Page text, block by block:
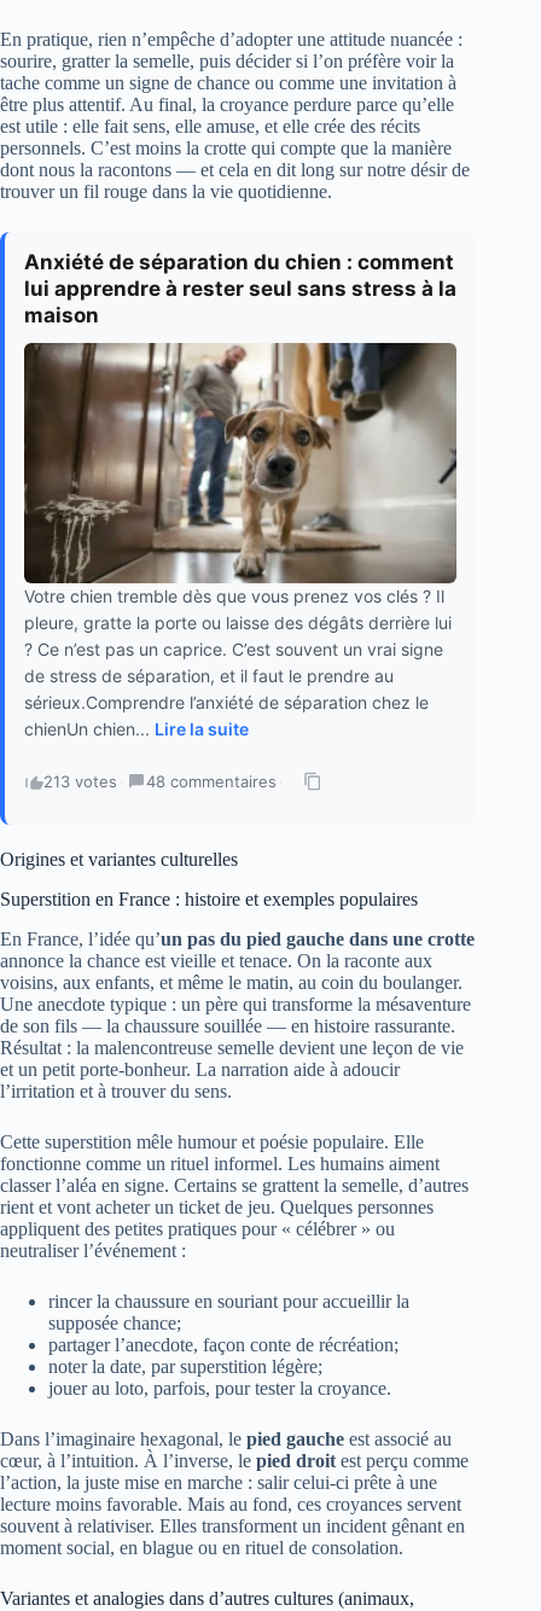
En pratique, rien n’empêche d’adopter une attitude nuancée :
sourire, gratter la semelle, puis décider si l’on préfère voir la
tache comme un signe de chance ou comme une invitation à
être plus attentif. Au final, la croyance perdure parce qu’elle
est utile : elle fait sens, elle amuse, et elle crée des récits
personnels. C’est moins la crotte qui compte que la manière
dont nous la racontons — et cela en dit long sur notre désir de
trouver un fil rouge dans la vie quotidienne.
Anxiété de séparation du chien : comment
lui apprendre à rester seul sans stress à la
maison
Votre chien tremble dès que vous prenez vos clés ? Il
pleure, gratte la porte ou laisse des dégâts derrière lui
? Ce n’est pas un caprice. C’est souvent un vrai signe
de stress de séparation, et il faut le prendre au
sérieux.Comprendre l’anxiété de séparation chez le
chienUn chien... Lire la suite
213 votes · 48 commentaires ·
Origines et variantes culturelles
Superstition en France : histoire et exemples populaires
En France, l’idée qu’un pas du pied gauche dans une crotte
annonce la chance est vieille et tenace. On la raconte aux
voisins, aux enfants, et même le matin, au coin du boulanger.
Une anecdote typique : un père qui transforme la mésaventure
de son fils — la chaussure souillée — en histoire rassurante.
Résultat : la malencontreuse semelle devient une leçon de vie
et un petit porte-bonheur. La narration aide à adoucir
l’irritation et à trouver du sens.
Cette superstition mêle humour et poésie populaire. Elle
fonctionne comme un rituel informel. Les humains aiment
classer l’aléa en signe. Certains se grattent la semelle, d’autres
rient et vont acheter un ticket de jeu. Quelques personnes
appliquent des petites pratiques pour « célébrer » ou
neutraliser l’événement :
rincer la chaussure en souriant pour accueillir la
supposée chance;
partager l’anecdote, façon conte de récréation;
noter la date, par superstition légère;
jouer au loto, parfois, pour tester la croyance.
Dans l’imaginaire hexagonal, le pied gauche est associé au
cœur, à l’intuition. À l’inverse, le pied droit est perçu comme
l’action, la juste mise en marche : salir celui-ci prête à une
lecture moins favorable. Mais au fond, ces croyances servent
souvent à relativiser. Elles transforment un incident gênant en
moment social, en blague ou en rituel de consolation.
Variantes et analogies dans d’autres cultures (animaux,